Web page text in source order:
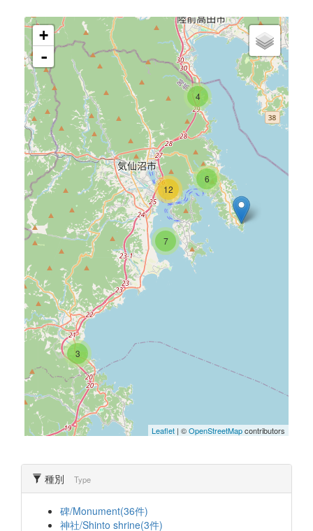
3
7
4
6
12
+
-
Leaflet | ©OpenStreetMapcontributors
種別 Type
碑/Monument(36件)
神社/Shinto shrine(3件)